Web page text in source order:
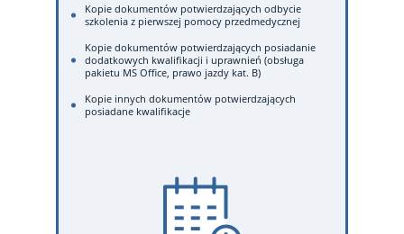
Kopie dokumentów potwierdzających odbycie
szkolenia z pierwszej pomocy przedmedycznej
Kopie dokumentów potwierdzających posiadanie
dodatkowych kwalifikacji i uprawnień (obsługa
pakietu MS Office, prawo jazdy kat. B)
Kopie innych dokumentów potwierdzających
posiadane kwalifikacje